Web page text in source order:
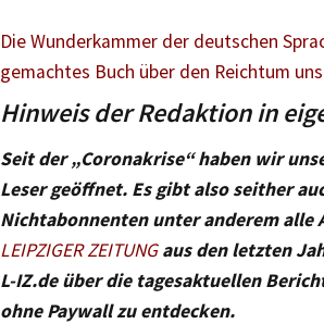
Die Wunderkammer der deutschen
gemachtes Buch über den Reichtum
Hinweis der Redaktion in
Seit der „Coronakrise“ haben wir
Leser geöffnet. Es gibt also seither
Nichtabonnenten unter anderem alle
LEIPZIGER ZEITUNGaus den letzten
L-IZ.de über die tagesaktuellen
ohne Paywall zu entdecken.